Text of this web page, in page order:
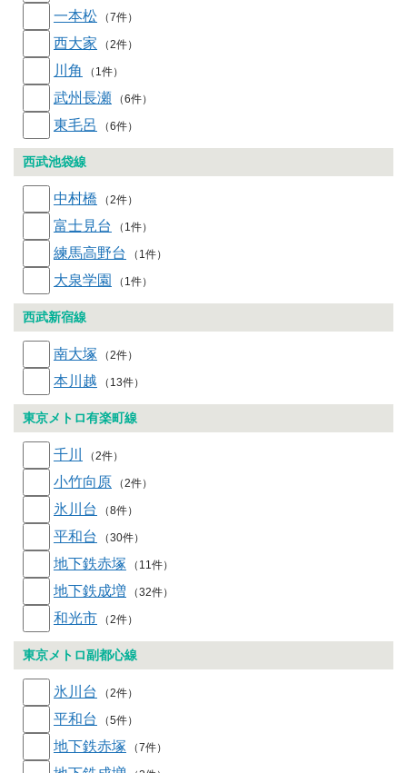
一本松 （7件）
西大家 （2件）
川角 （1件）
武州長瀬 （6件）
東毛呂 （6件）
西武池袋線
中村橋 （2件）
富士見台 （1件）
練馬高野台 （1件）
大泉学園 （1件）
西武新宿線
南大塚 （2件）
本川越 （13件）
東京メトロ有楽町線
千川 （2件）
小竹向原 （2件）
氷川台 （8件）
平和台 （30件）
地下鉄赤塚 （11件）
地下鉄成増 （32件）
和光市 （2件）
東京メトロ副都心線
氷川台 （2件）
平和台 （5件）
地下鉄赤塚 （7件）